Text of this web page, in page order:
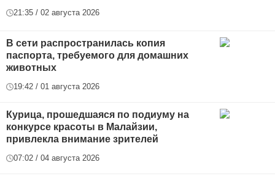
21:35 / 02 августа 2026
В сети распространилась копия
паспорта, требуемого для домашних
животных
19:42 / 01 августа 2026
Курица, прошедшаяся по подиуму на
конкурсе красоты в Малайзии,
привлекла внимание зрителей
07:02 / 04 августа 2026